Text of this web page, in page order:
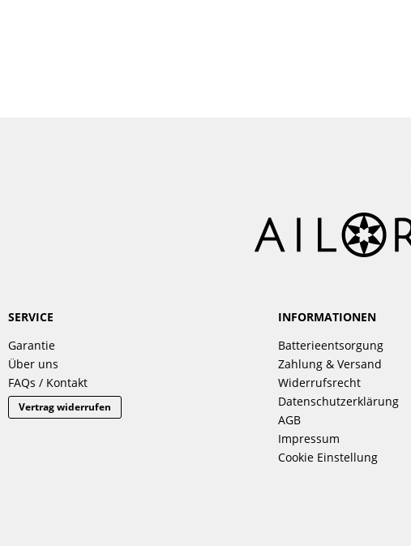
SERVICE
Garantie
Über uns
FAQs / Kontakt
Vertrag widerrufen
INFORMATIONEN
Batterieentsorgung
Zahlung & Versand
Widerrufsrecht
Datenschutzerklärung
AGB
Impressum
Cookie Einstellung